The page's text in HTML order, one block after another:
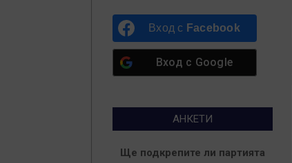
Вход с Facebook
Вход с Google
АНКЕТИ
Ще подкрепите ли партията